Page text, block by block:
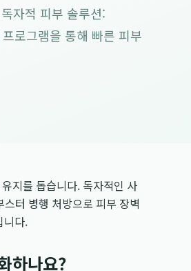
자적 피부 솔루션:
로그램을 통해 빠른 피부
지를 돕습니다. 독자적인 사
터 병행 처방으로 피부 장벽
니다.
하나요?